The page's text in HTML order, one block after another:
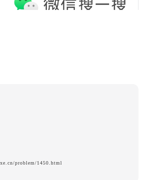
problem/1450.html